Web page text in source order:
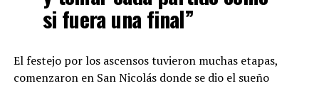
si fuera una final”
El festejo por los ascensos tuvieron muchas etapas,
comenzaron en San Nicolás donde se dio el sueño